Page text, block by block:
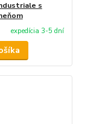
s
expedícia 3-5 dní